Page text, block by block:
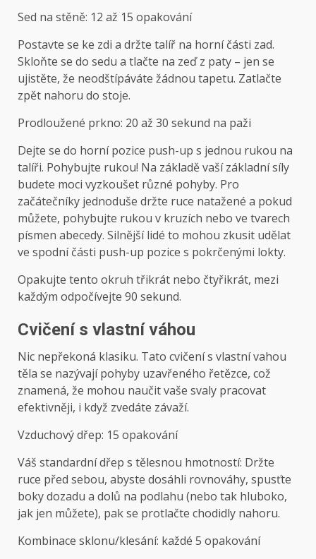
Sed na stěně: 12 až 15 opakování
Postavte se ke zdi a držte talíř na horní části zad.
Skloňte se do sedu a tlačte na zeď z paty – jen se
ujistěte, že neodštípáváte žádnou tapetu. Zatlačte
zpět nahoru do stoje.
Prodloužené prkno: 20 až 30 sekund na paži
Dejte se do horní pozice push-up s jednou rukou na
talíři. Pohybujte rukou! Na základě vaší základní síly
budete moci vyzkoušet různé pohyby. Pro
začátečníky jednoduše držte ruce natažené a pokud
můžete, pohybujte rukou v kruzích nebo ve tvarech
písmen abecedy. Silnější lidé to mohou zkusit udělat
ve spodní části push-up pozice s pokrčenými lokty.
Opakujte tento okruh třikrát nebo čtyřikrát, mezi
každým odpočívejte 90 sekund.
Cvičení s vlastní váhou
Nic nepřekoná klasiku. Tato cvičení s vlastní vahou
těla se nazývají pohyby uzavřeného řetězce, což
znamená, že mohou naučit vaše svaly pracovat
efektivněji, i když zvedáte závaží.
Vzduchový dřep: 15 opakování
Váš standardní dřep s tělesnou hmotností: Držte
ruce před sebou, abyste dosáhli rovnováhy, spusťte
boky dozadu a dolů na podlahu (nebo tak hluboko,
jak jen můžete), pak se protlačte chodidly nahoru.
Kombinace sklonu/klesání: každé 5 opakování